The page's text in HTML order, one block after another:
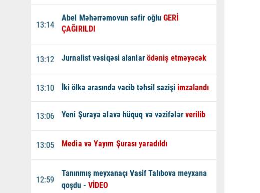
13:14
Abel Məhərrəmovun səfir oğluGERİ
ÇAĞIRILDI
13:12 Jurnalist vəsiqəsi alanlar ödəniş etməyəcək
13:10 İki ölkə arasında vacib təhsil sazişiimzalandı
13:06 Yeni Şuraya əlavə hüquq və vəzifələrverilib
13:05 Media və Yayım Şurası yaradıldı
12:59
Tanınmış meyxanaçı Vasif Talıbova meyxana
qoşdu -VİDEO